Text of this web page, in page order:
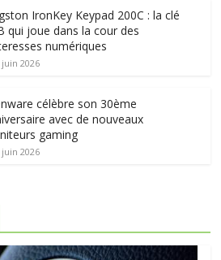
IronKey Keypad 200C : la clé
qui joue dans la cour des
numériques
juin 2026
célèbre son 30ème
avec de nouveaux
gaming
juin 2026